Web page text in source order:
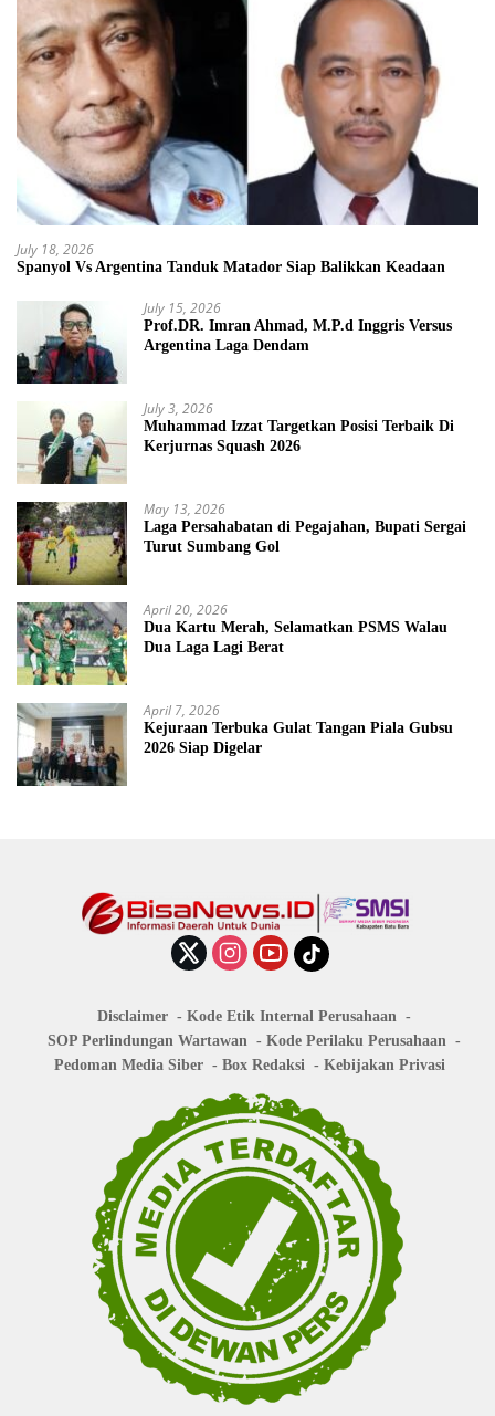
July 18, 2026
Spanyol Vs Argentina Tanduk Matador Siap Balikkan Keadaan
July 15, 2026
Prof.DR. Imran Ahmad, M.P.d Inggris Versus
Argentina Laga Dendam
July 3, 2026
Muhammad Izzat Targetkan Posisi Terbaik Di
Kerjurnas Squash 2026
May 13, 2026
Laga Persahabatan di Pegajahan, Bupati Sergai
Turut Sumbang Gol
April 20, 2026
Dua Kartu Merah, Selamatkan PSMS Walau
Dua Laga Lagi Berat
April 7, 2026
Kejuraan Terbuka Gulat Tangan Piala Gubsu
2026 Siap Digelar
Disclaimer
Kode Etik Internal Perusahaan
SOP Perlindungan Wartawan
Kode Perilaku Perusahaan
Pedoman Media Siber
Box Redaksi Kebijakan Privasi